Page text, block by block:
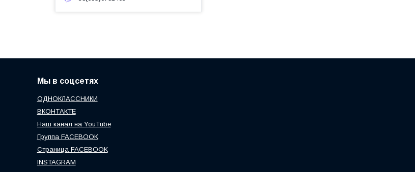
Мы в соцсетях
ОДНОКЛАССНИКИ
ВКОНТАКТЕ
Наш канал на YouTube
Группа FACEBOOK
Страница FACEBOOK
INSTAGRAM